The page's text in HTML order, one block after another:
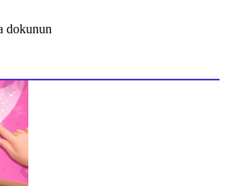
dokunun